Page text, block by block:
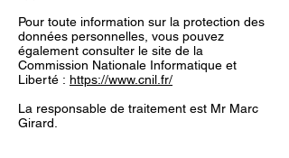
Pour toute information sur la protection des
données personnelles, vous pouvez
également consulter le site de la
Commission Nationale Informatique et
Liberté : https://www.cnil.fr/
La responsable de traitement est Mr Marc
Girard.